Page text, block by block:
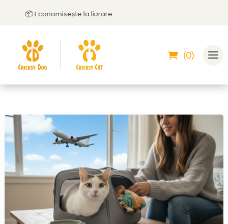
📦 Economisește la livrare
(0)